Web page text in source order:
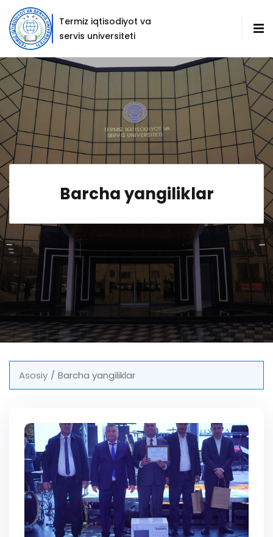
Termiz iqtisodiyot va
servis universiteti
Barcha yangiliklar
Asosiy Barcha yangiliklar